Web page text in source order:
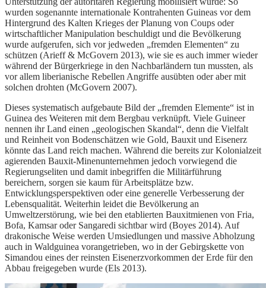
wurden sogenannte internationale Kontrahenten Guineas vor dem
Hintergrund des Kalten Krieges der Planung von Coups oder
wirtschaftlicher Manipulation beschuldigt und die Bevölkerung
wurde aufgerufen, sich vor jedweden „fremden Elementen“ zu
schützen (Arieff & McGovern 2013), wie sie es auch immer wieder
während der Bürgerkriege in den Nachbarländern tun mussten, als
vor allem liberianische Rebellen Angriffe ausübten oder aber mit
solchen drohten (McGovern 2007).
Dieses systematisch aufgebaute Bild der „fremden Elemente“ ist in
Guinea des Weiteren mit dem Bergbau verknüpft. Viele Guineer
nennen ihr Land einen „geologischen Skandal“, denn die Vielfalt
und Reinheit von Bodenschätzen wie Gold, Bauxit und Eisenerz
könnte das Land reich machen. Während die bereits zur Kolonialzeit
agierenden Bauxit-Minenunternehmen jedoch vorwiegend die
Regierungseliten und damit inbegriffen die Militärführung
bereichern, sorgen sie kaum für Arbeitsplätze bzw.
Entwicklungsperspektiven oder eine generelle Verbesserung der
Lebensqualität. Weiterhin leidet die Bevölkerung an
Umweltzerstörung, wie bei den etablierten Bauxitmienen von Fria,
Bofa, Kamsar oder Sangaredi sichtbar wird (Boyes 2014). Auf
drakonische Weise werden Umsiedlungen und massive Abholzung
auch in Waldguinea vorangetrieben, wo in der Gebirgskette von
Simandou eines der reinsten Eisenerzvorkommen der Erde für den
Abbau freigegeben wurde (Els 2013).